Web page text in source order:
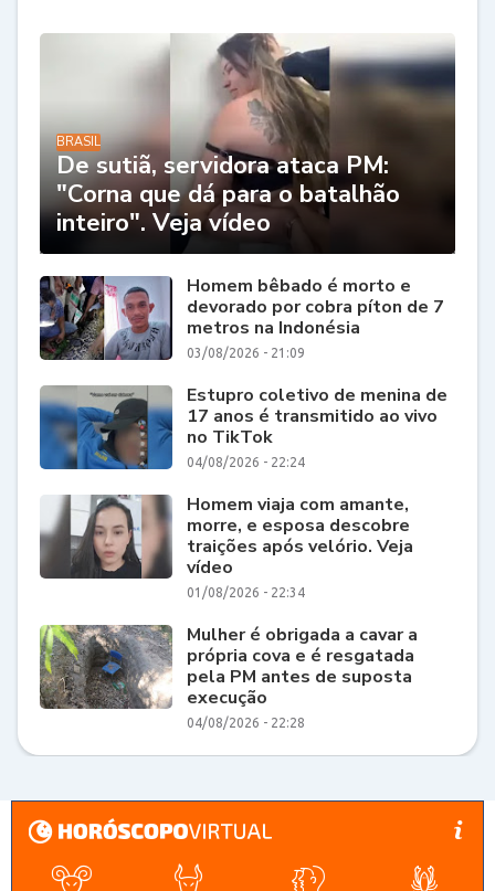
BRASIL
De sutiã, servidora ataca PM:
"Corna que dá para o batalhão
inteiro". Veja vídeo
Homem bêbado é morto e
devorado por cobra píton de 7
metros na Indonésia
03/08/2026 - 21:09
Estupro coletivo de menina de
17 anos é transmitido ao vivo
no TikTok
04/08/2026 - 22:24
Homem viaja com amante,
morre, e esposa descobre
traições após velório. Veja
vídeo
01/08/2026 - 22:34
Mulher é obrigada a cavar a
própria cova e é resgatada
pela PM antes de suposta
execução
04/08/2026 - 22:28